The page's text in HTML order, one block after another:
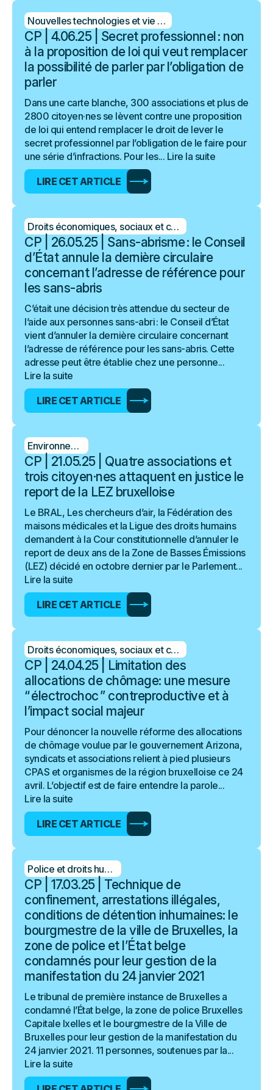
Nouvelles technologies et vie privée
CP | 4.06.25 | Secret professionnel : non
à la proposition de loi qui veut remplacer
la possibilité de parler par l’obligation de
parler
Dans une carte blanche, 300 associations et plus de
2800 citoyen·nes se lèvent contre une proposition
de loi qui entend remplacer le droit de lever le
secret professionnel par l’obligation de le faire pour
une série d’infractions. Pour les... Lire la suite
LIRE CET ARTICLE
Droits économiques, sociaux et culturels
CP | 26.05.25 | Sans-abrisme : le Conseil
d’État annule la dernière circulaire
concernant l’adresse de référence pour
les sans-abris
C’était une décision très attendue du secteur de
l’aide aux personnes sans-abri : le Conseil d’État
vient d’annuler la dernière circulaire concernant
l’adresse de référence pour les sans-abris. Cette
adresse peut être établie chez une personne...
Lire la suite
LIRE CET ARTICLE
Environnement
CP | 21.05.25 | Quatre associations et
trois citoyen·nes attaquent en justice le
report de la LEZ bruxelloise
Le BRAL, Les chercheurs d’air, la Fédération des
maisons médicales et la Ligue des droits humains
demandent à la Cour constitutionnelle d’annuler le
report de deux ans de la Zone de Basses Émissions
(LEZ) décidé en octobre dernier par le Parlement...
Lire la suite
LIRE CET ARTICLE
Droits économiques, sociaux et culturels
CP | 24.04.25 | Limitation des
allocations de chômage: une mesure
“ électrochoc ” contreproductive et à
l’impact social majeur
Pour dénoncer la nouvelle réforme des allocations
de chômage voulue par le gouvernement Arizona,
syndicats et associations relient à pied plusieurs
CPAS et organismes de la région bruxelloise ce 24
avril. L’objectif est de faire entendre la parole...
Lire la suite
LIRE CET ARTICLE
Police et droits humains
CP | 17.03.25 | Technique de
confinement, arrestations illégales,
conditions de détention inhumaines: le
bourgmestre de la ville de Bruxelles, la
zone de police et l’État belge
condamnés pour leur gestion de la
manifestation du 24 janvier 2021
Le tribunal de première instance de Bruxelles a
condamné l’État belge, la zone de police Bruxelles
Capitale Ixelles et le bourgmestre de la Ville de
Bruxelles pour leur gestion de la manifestation du
24 janvier 2021. 11 personnes, soutenues par la...
Lire la suite